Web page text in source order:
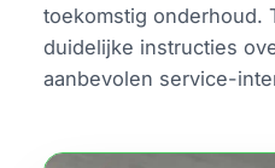
toekomstig onderhoud.
duidelijke instructies
aanbevolen service-